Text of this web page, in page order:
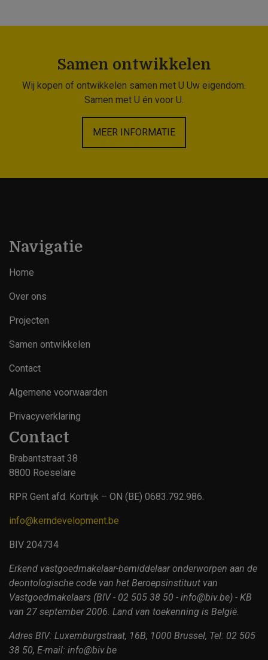
Samen ontwikkelen
Wij kopen of ontwikkelen samen met U Uw eigendom.
Samen met U én voor U.
MEER INFORMATIE
Navigatie
Home
Over ons
Projecten
Samen ontwikkelen
Contact
Footer
Algemene voorwaarden
Privacyverklaring
Contact
Brabantstraat 38
8800 Roeselare
RPR Gent afd. Kortrijk – ON (BE) 0683.792.986.
info@kerndevelopment.be
BIV 204734
Erkend vastgoedmakelaar-bemiddelaar onderworpen aan de
deontologische code van het Beroepsinstituut van
Vastgoedmakelaars (BIV - 02 505 38 50 - info@biv.be) - KB
van 27 september 2006. Land van toekenning is België.
Adres BIV: Luxemburgstraat, 16B, 1000 Brussel, Tel: 02 505
38 50, E-mail: info@biv.be